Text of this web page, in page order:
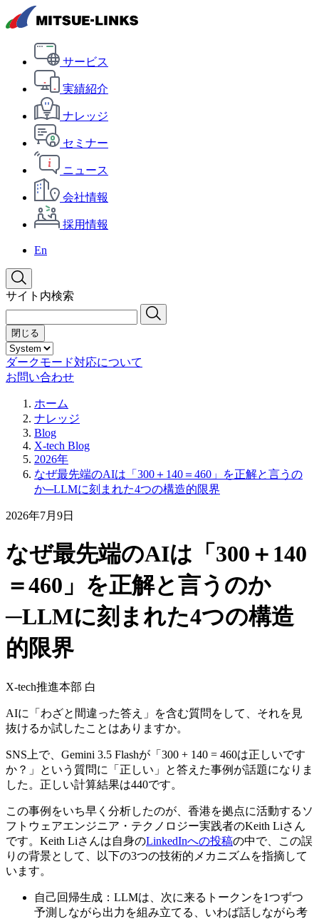
サービス
実績紹介
ナレッジ
セミナー
ニュース
会社情報
採用情報
En
サイト内検索
閉じる
ダークモード対応について
お問い合わせ
ホーム
ナレッジ
Blog
X-tech Blog
2026年
なぜ最先端のAIは「300＋140＝460」を正解と言うの
か─LLMに刻まれた4つの構造的限界
2026年7月9日
なぜ最先端のAIは「300＋140
＝460」を正解と言うのか
─LLMに刻まれた4つの構造
的限界
X-tech推進本部 白
AIに「わざと間違った答え」を含む質問をして、それを見
抜けるか試したことはありますか。
SNS上で、Gemini 3.5 Flashが「300 + 140 = 460は正しいです
か？」という質問に「正しい」と答えた事例が話題になりま
した。正しい計算結果は440です。
この事例をいち早く分析したのが、香港を拠点に活動するソ
フトウェアエンジニア・テクノロジー実践者のKeith Liさん
です。Keith Liさんは自身のLinkedInへの投稿の中で、この誤
りの背景として、以下の3つの技術的メカニズムを指摘して
います。
自己回帰生成：LLMは、次に来るトークンを1つずつ
予測しながら出力を組み立てる、いわば話しながら考